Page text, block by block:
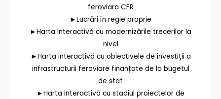
feroviara CFR
►Lucrări în regie proprie
►Harta interactivă cu modernizările trecerilor la
nivel
►Harta interactivă cu obiectivele de investiții a
infrastructurii feroviare finanțate de la bugetul
de stat
►Harta interactivă cu stadiul proiectelor de